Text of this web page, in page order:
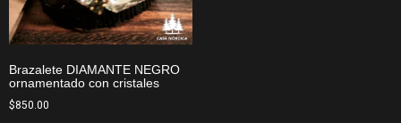
Brazalete DIAMANTE NEGRO
ornamentado con cristales
$850.00